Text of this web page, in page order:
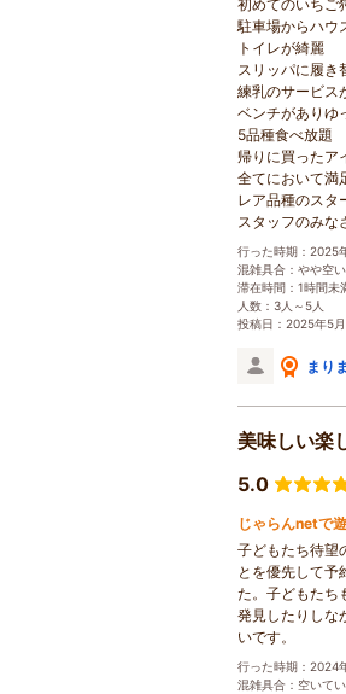
初めてのいちご
駐車場からハウ
トイレが綺麗
スリッパに履き
練乳のサービス
ベンチがありゆ
5品種食べ放題
帰りに買ったア
全てにおいて満
レア品種のスタ
スタッフのみな
行った時期：2025
混雑具合：やや空
滞在時間：1時間未
人数：3人～5人
投稿日：2025年5
まり
美味しい楽
5.0
じゃらんnetで
子どもたち待望
とを優先して予
た。子どもたち
発見したりしな
いです。
行った時期：2024
混雑具合：空いて